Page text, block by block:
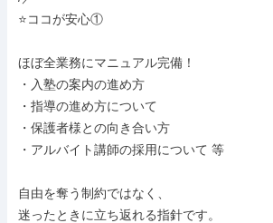
⭐ココが安心①
ほぼ全業務にマニュアル完備！
・入塾の案内の進め方
・指導の進め方について
・保護者様との向き合い方
・アルバイト講師の採用について 等
自由を奪う制約ではなく、
迷ったときに立ち返れる指針です。